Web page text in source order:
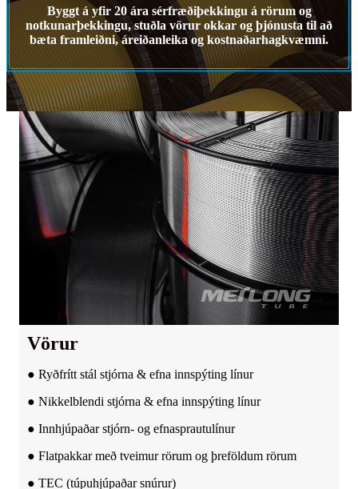
Byggt á yfir 20 ára sérfræðiþekkingu á rörum og
notkunarþekkingu, stuðla vörur okkar og þjónusta til að
bæta framleiðni, áreiðanleika og kostnaðarhagkvæmni.
Vörur
● Ryðfrítt stál stjórna & efna innspýting línur
● Nikkelblendi stjórna & efna innspýting línur
● Innhjúpaðar stjórn- og efnasprautulínur
● Flatpakkar með tveimur rörum og þreföldum rörum
● TEC (túpuhjúpaðar snúrur)